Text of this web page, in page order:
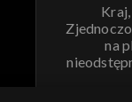
na